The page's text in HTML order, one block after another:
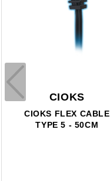
CIOKS
CIOKS FLEX CABLE
TYPE 1 - 50CM